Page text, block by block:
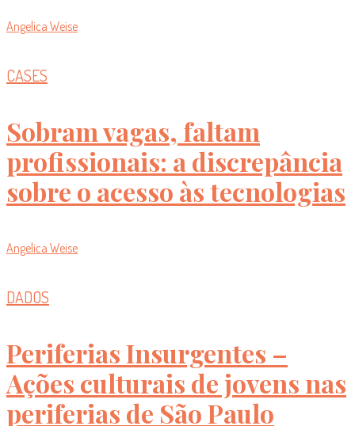
Angelica Weise
CASES
Sobram vagas, faltam
profissionais: a discrepância
sobre o acesso às tecnologias
Angelica Weise
DADOS
Periferias Insurgentes –
Ações culturais de jovens nas
periferias de São Paulo